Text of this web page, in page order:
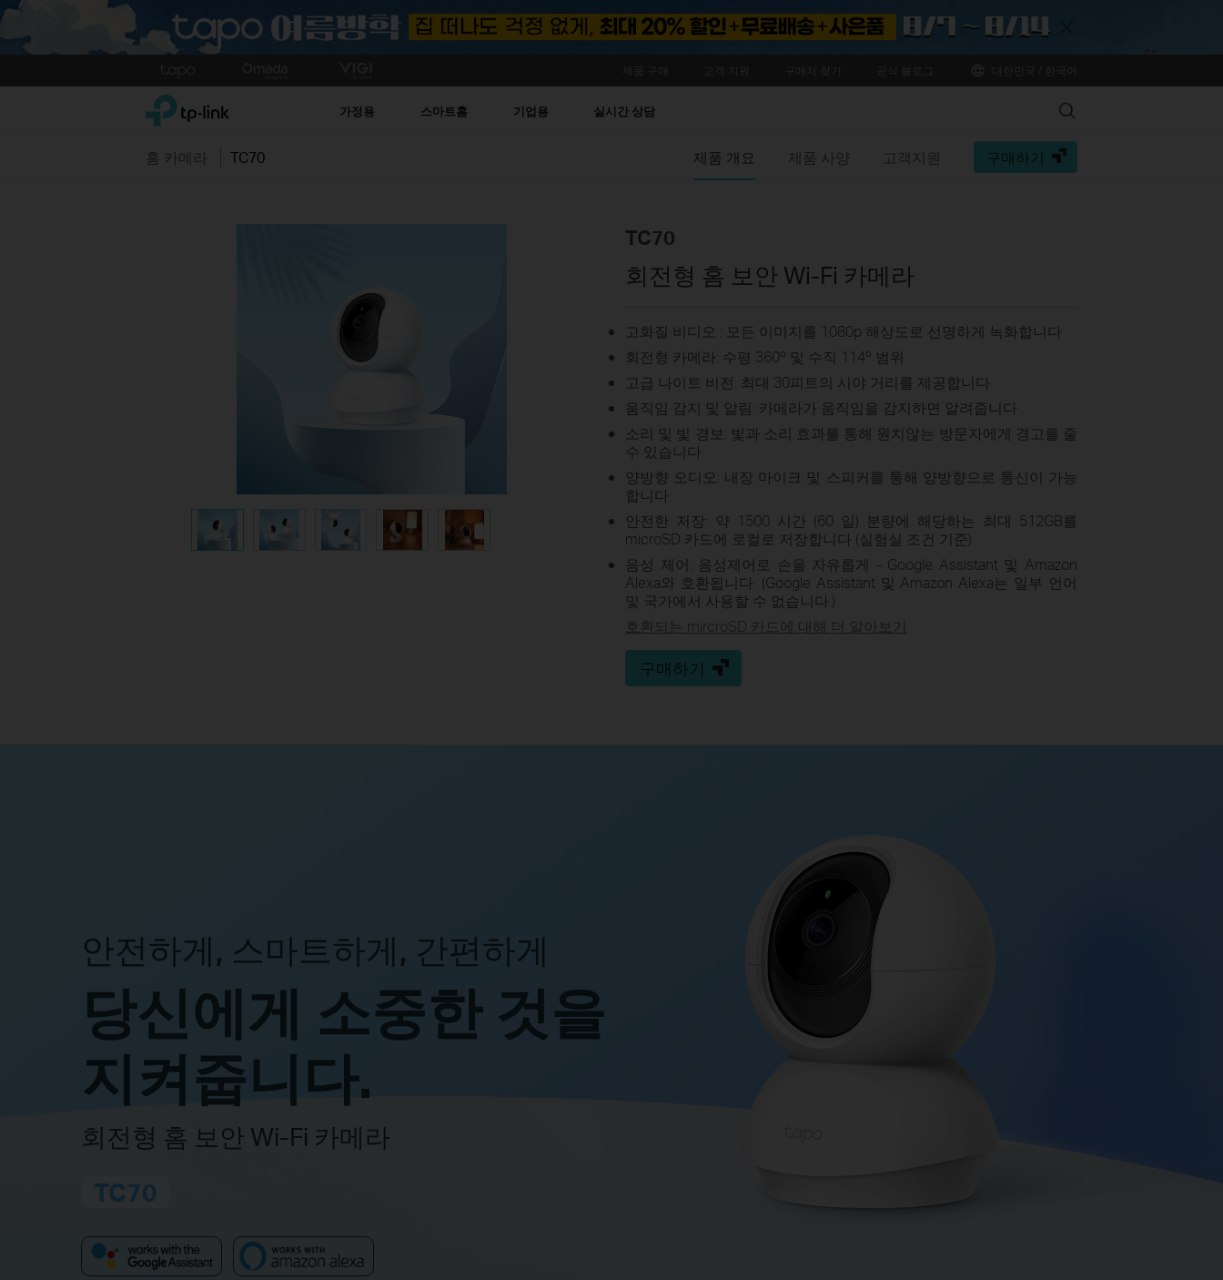
to
TP-Link, Reliably Smart 가정용 스마트홈 기업용 실시간 상담 Search
홈 카메라 TC70 제품 개요 제품 사양 고객지원 구매하기
TC70
회전형 홈 보안 Wi-Fi 카메라
고화질 비디오 : 모든 이미지를 1080p 해상도로 선명하게 녹화합니다
회전형 카메라: 수평 360º 및 수직 114º 범위
고급 나이트 비전: 최대 30피트의 시야 거리를 제공합니다
움직임 감지 및 알림: 카메라가 움직임을 감지하면 알려줍니다
소리 및 빛 경보: 빛과 소리 효과를 통해 원치않는 방문자에게 경고를 줄
수 있습니다
양방향 오디오: 내장 마이크 및 스피커를 통해 양방향으로 통신이 가능
합니다
안전한 저장: 약 1500 시간 (60 일) 분량에 해당하는 최대 512GB를
microSD 카드에 로컬로 저장합니다 (실험실 조건 기준)
음성 제어: 음성제어로 손을 자유롭게 - Google Assistant 및 Amazon
Alexa와 호환됩니다. (Google Assistant 및 Amazon Alexa는 일부 언어
및 국가에서 사용할 수 없습니다.)
호환되는 mircroSD 카드에 대해 더 알아보기
구매하기
안전하게, 스마트하게, 간편하게
당신에게 소중한 것을
지켜줍니다.
회전형 홈 보안 Wi-Fi 카메라
TC70